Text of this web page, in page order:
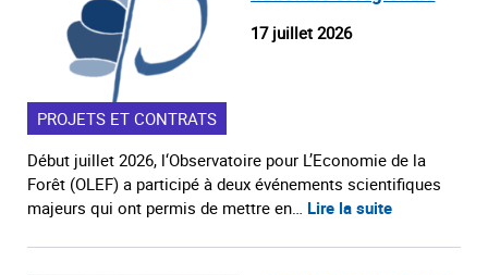
PROJETS ET CONTRATS
17 juillet 2026
Début juillet 2026, l‘Observatoire pour L’Economie de la
Forêt (OLEF) a participé à deux événements scientifiques
majeurs qui ont permis de mettre en… Lire la suite